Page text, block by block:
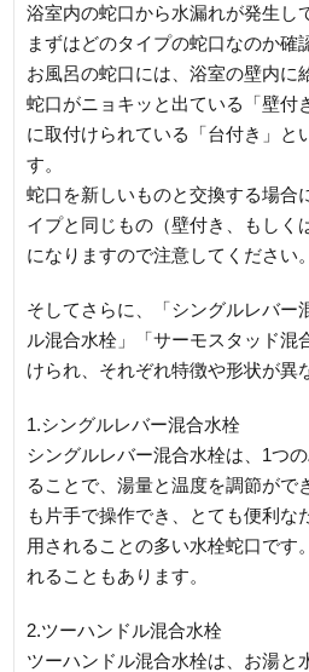
浴室内の蛇口から水漏れが発生し
まずはどのタイプの蛇口なのか確
お風呂の蛇口には、浴室の壁内に
蛇口がニョキッと出ている「壁付
に取付けられている「台付き」と
す。
蛇口を新しいものと交換する場合
イプと同じもの（壁付き、もしく
になりますので注意してください。
そしてさらに、「シングルレバー
ル混合水栓」「サーモスタッド混
けられ、それぞれ特徴や形状が異
1.シングルレバー混合水栓
シングルレバー混合水栓は、1つ
ることで、湯量と温度を調節がで
も片手で操作でき、とても便利な
用されることの多い水栓蛇口です
れることもあります。
2.ツーハンドル混合水栓
ツーハンドル混合水栓は、お湯と